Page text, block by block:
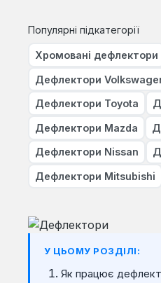
Популярні підкатегорії
Хромовані дефлектори
Дефлектори
Дефлектори Toyota
Дефлектори Mazda
Дефлектори Nissan
Дефлектори Mitsubishi
У ЦЬОМУ РОЗДІЛІ:
Як працює